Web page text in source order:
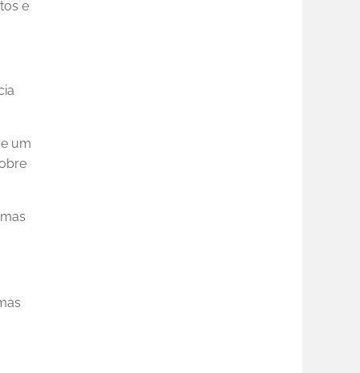
e
um